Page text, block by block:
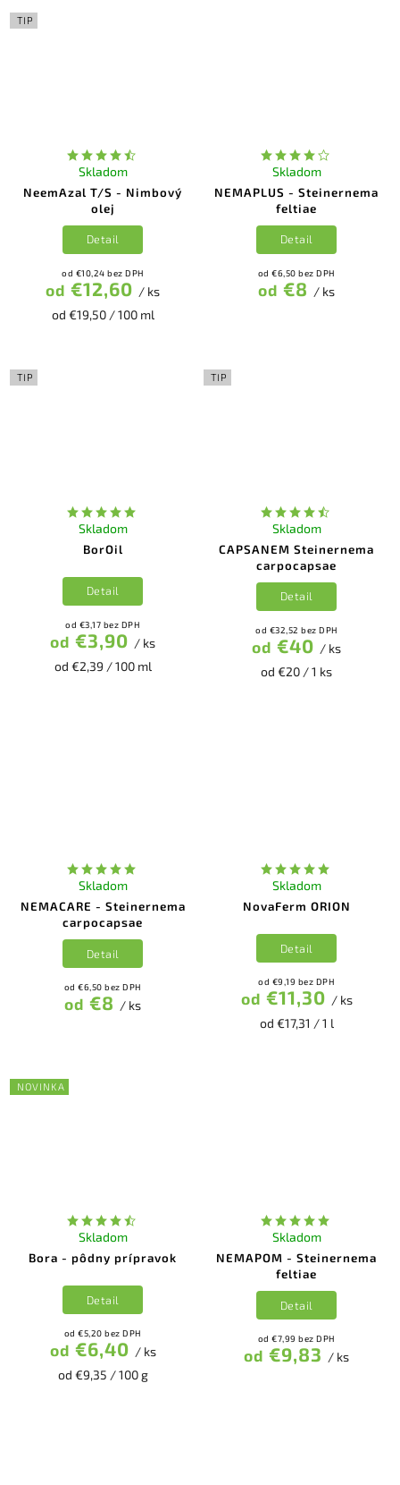
TIP
NeemAzal T/S - Nimbový
olej
Skladom
od €10,24 bez DPH
od €12,60 / ks
od €19,50 / 100 ml
Detail
NEMAPLUS - Steinernema
feltiae
Skladom
od €6,50 bez DPH
od €8 / ks
Detail
TIP
BorOil
Skladom
od €3,17 bez DPH
od €3,90 / ks
od €2,39 / 100 ml
Detail
TIP
CAPSANEM Steinernema
carpocapsae
Skladom
od €32,52 bez DPH
od €40 / ks
od €20 / 1 ks
Detail
NEMACARE - Steinernema
carpocapsae
Skladom
od €6,50 bez DPH
od €8 / ks
Detail
NovaFerm ORION
Skladom
od €9,19 bez DPH
od €11,30 / ks
od €17,31 / 1 l
Detail
NOVINKA
Bora - pôdny prípravok
Skladom
od €5,20 bez DPH
od €6,40 / ks
od €9,35 / 100 g
Detail
NEMAPOM - Steinernema
feltiae
Skladom
od €7,99 bez DPH
od €9,83 / ks
Detail